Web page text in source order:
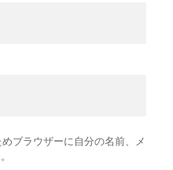
ブラウザーに自分の名前、メ